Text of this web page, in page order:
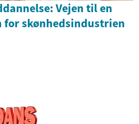
Vejen til en
for skønhedsindustrien